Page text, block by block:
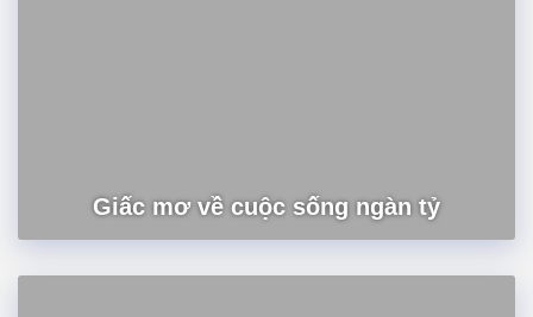
Giấc mơ về cuộc sống ngàn tỷ